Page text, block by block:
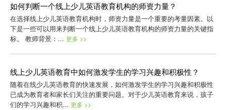
如何判断一个线上少儿英语教育机构的师资力量？
在选择线上少儿英语教育机构时，师资力量是一个重要的考量因素。以
下是一些可以用来判断一个线上少儿英语教育机构的师资力量的关键指
标。 教师背景：... 更多 >>
线上少儿英语教育中如何激发学生的学习兴趣和积极性？
随着在线少儿英语教育的快速发展，如何激发学生的学习兴趣和积极性
已成为教育者和家长们关注的重要问题。对于少儿英语教育来说，孩子
们的学习兴趣和积... 更多 >>